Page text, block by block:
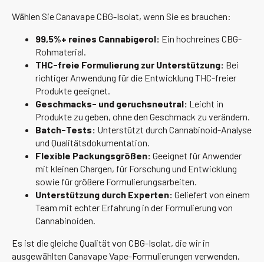
Wählen Sie Canavape CBG-Isolat, wenn Sie es brauchen:
99,5%+ reines Cannabigerol: Ein hochreines CBG-
Rohmaterial.
THC-freie Formulierung zur Unterstützung: Bei
richtiger Anwendung für die Entwicklung THC-freier
Produkte geeignet.
Geschmacks- und geruchsneutral: Leicht in
Produkte zu geben, ohne den Geschmack zu verändern.
Batch-Tests: Unterstützt durch Cannabinoid-Analyse
und Qualitätsdokumentation.
Flexible Packungsgrößen: Geeignet für Anwender
mit kleinen Chargen, für Forschung und Entwicklung
sowie für größere Formulierungsarbeiten.
Unterstützung durch Experten: Geliefert von einem
Team mit echter Erfahrung in der Formulierung von
Cannabinoiden.
Es ist die gleiche Qualität von CBG-Isolat, die wir in
ausgewählten Canavape Vape-Formulierungen verwenden,